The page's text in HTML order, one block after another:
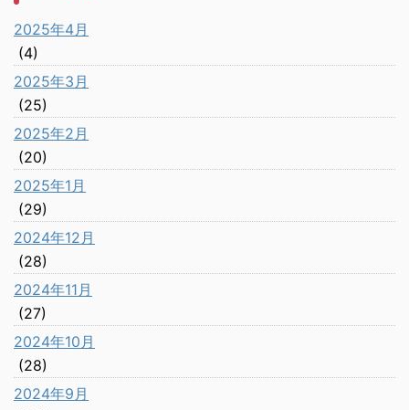
2025年4月
(4)
2025年3月
(25)
2025年2月
(20)
2025年1月
(29)
2024年12月
(28)
2024年11月
(27)
2024年10月
(28)
2024年9月